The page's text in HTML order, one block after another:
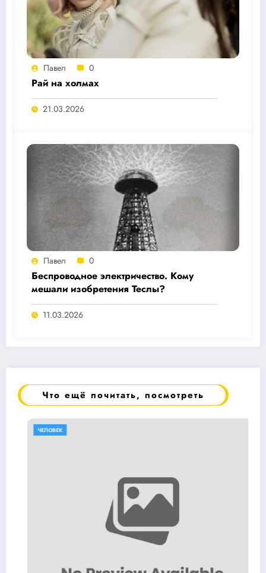
Павел 0
Рай на холмах
21.03.2026
Павел 0
Беспроводное электричество. Кому
мешали изобретения Теслы?
11.03.2026
Что ещё почитать, посмотреть
ЧЕЛОВЕК